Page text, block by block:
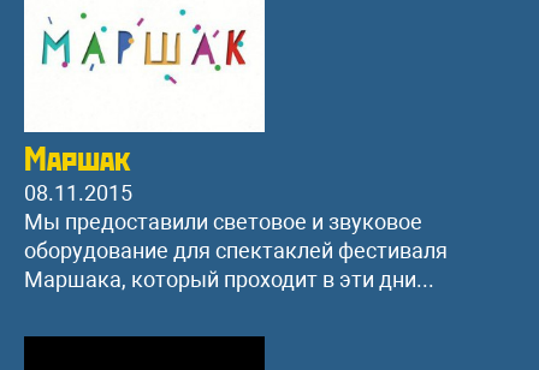
Маршак
08.11.2015
Мы предоставили световое и звуковое
оборудование для спектаклей фестиваля
Маршака, который проходит в эти дни...